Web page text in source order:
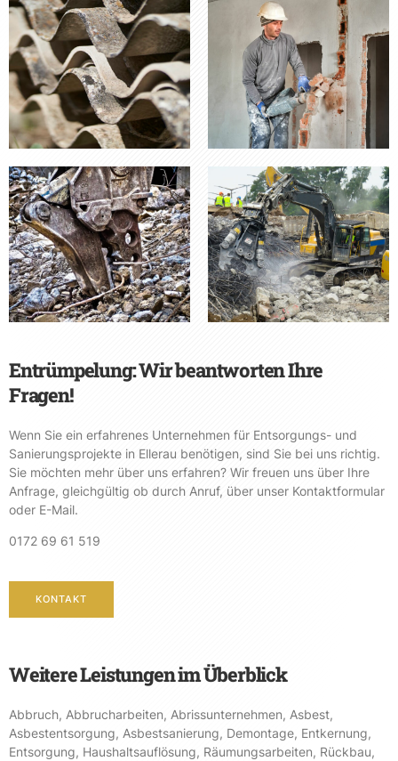
Entrümpelung: Wir beantworten Ihre
Fragen!
Wenn Sie ein erfahrenes Unternehmen für Entsorgungs- und
Sanierungsprojekte in Ellerau benötigen, sind Sie bei uns richtig.
Sie möchten mehr über uns erfahren? Wir freuen uns über Ihre
Anfrage, gleichgültig ob durch Anruf, über unser Kontaktformular
oder E-Mail.
0172 69 61 519
KONTAKT
Weitere Leistungen im Überblick
Abbruch, Abbrucharbeiten, Abrissunternehmen, Asbest,
Asbestentsorgung, Asbestsanierung, Demontage, Entkernung,
Entsorgung, Haushaltsauflösung, Räumungsarbeiten, Rückbau,